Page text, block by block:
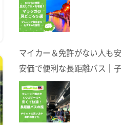
マイカー＆免許がない人も
安価で便利な長距離バス｜
ハイランドへ